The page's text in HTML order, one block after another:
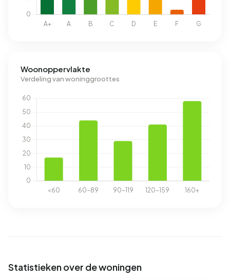
Woonoppervlakte
Verdeling van woninggroottes
Statistieken over de woningen